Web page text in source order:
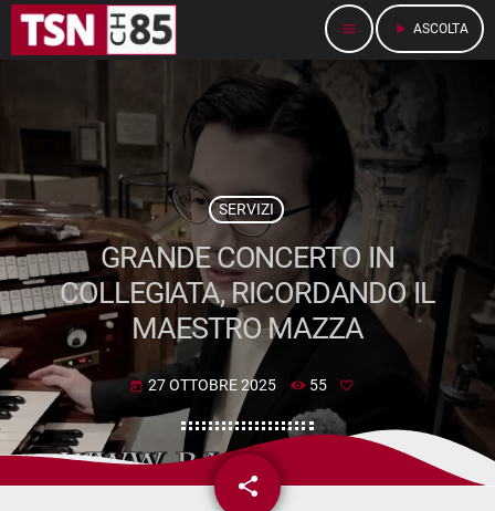
menu play_arrow ASCOLTA
SERVIZI
GRANDE CONCERTO IN
COLLEGIATA, RICORDANDO IL
MAESTRO MAZZA
today 27 OTTOBRE 2025 55
share
email